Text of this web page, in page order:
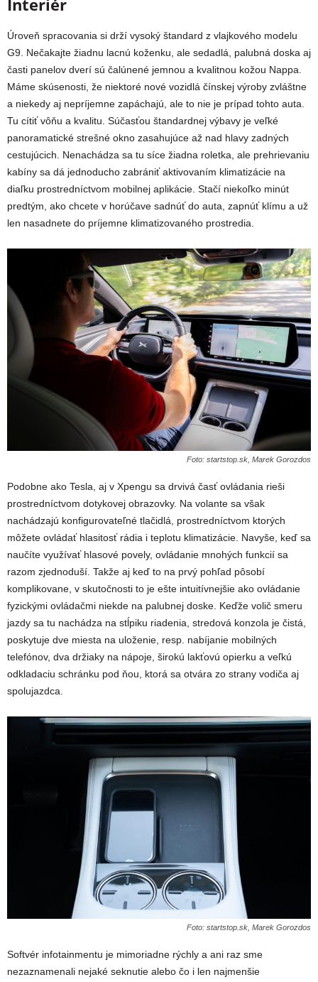
Úroveň spracovania si drží vysoký štandard z vlajkového modelu
G9. Nečakajte žiadnu lacnú koženku, ale sedadlá, palubná doska aj
časti panelov dverí sú čalúnené jemnou a kvalitnou kožou Nappa.
Máme skúsenosti, že niektoré nové vozidlá čínskej výroby zvláštne
a niekedy aj nepríjemne zapáchajú, ale to nie je prípad tohto auta.
Tu cítiť vôňu a kvalitu. Súčasťou štandardnej výbavy je veľké
panoramatické strešné okno zasahujúce až nad hlavy zadných
cestujúcich. Nenachádza sa tu síce žiadna roletka, ale prehrievaniu
kabíny sa dá jednoducho zabrániť aktivovaním klimatizácie na
diaľku prostredníctvom mobilnej aplikácie. Stačí niekoľko minút
predtým, ako chcete v horúčave sadnúť do auta, zapnúť klímu a už
len nasadnete do príjemne klimatizovaného prostredia.
Foto: startstop.sk, Marek Gorozdos
Podobne ako Tesla, aj v Xpengu sa drvivá časť ovládania rieši
prostredníctvom dotykovej obrazovky. Na volante sa však
nachádzajú konfigurovateľné tlačidlá, prostredníctvom ktorých
môžete ovládať hlasitosť rádia i teplotu klimatizácie. Navyše, keď sa
naučíte využívať hlasové povely, ovládanie mnohých funkcií sa
razom zjednoduší. Takže aj keď to na prvý pohľad pôsobí
komplikovane, v skutočnosti to je ešte intuitívnejšie ako ovládanie
fyzickými ovládačmi niekde na palubnej doske. Keďže volič smeru
jazdy sa tu nachádza na stĺpiku riadenia, stredová konzola je čistá,
poskytuje dve miesta na uloženie, resp. nabíjanie mobilných
telefónov, dva držiaky na nápoje, širokú lakťovú opierku a veľkú
odkladaciu schránku pod ňou, ktorá sa otvára zo strany vodiča aj
spolujazdca.
Foto: startstop.sk, Marek Gorozdos
Softvér infotainmentu je mimoriadne rýchly a ani raz sme
nezaznamenali nejaké seknutie alebo čo i len najmenšie